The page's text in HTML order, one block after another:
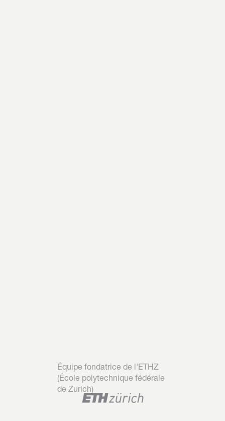
Équipe fondatrice de l'ETHZ
(École polytechnique fédérale
de Zurich)